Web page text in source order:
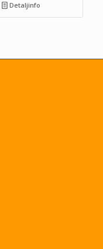
Detaljinfo